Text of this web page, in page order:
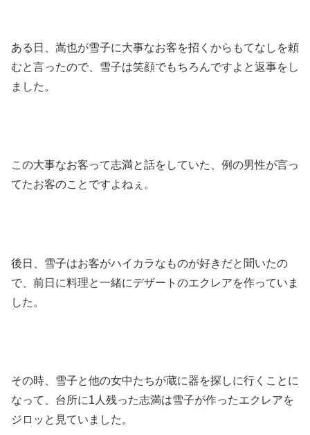
ある日、嵩也が雪子に大事なお客を招くからもてなしを頼
むと言ったので、雪子は笑顔でもちろんですよと返事をし
ました。
この大事なお客って志満と話をしていた、例の男性が言っ
てたお客のことですよねぇ。
後日、雪子はお客がハイカラなものが好きだと聞いたの
で、前日に料理と一緒にデザートのエクレアを作っていま
した。
その時、雪子と他の女中たちが蔵に器を探しに行くことに
なって、台所に1人残った志満は雪子が作ったエクレアを
ジロッと見ていました。